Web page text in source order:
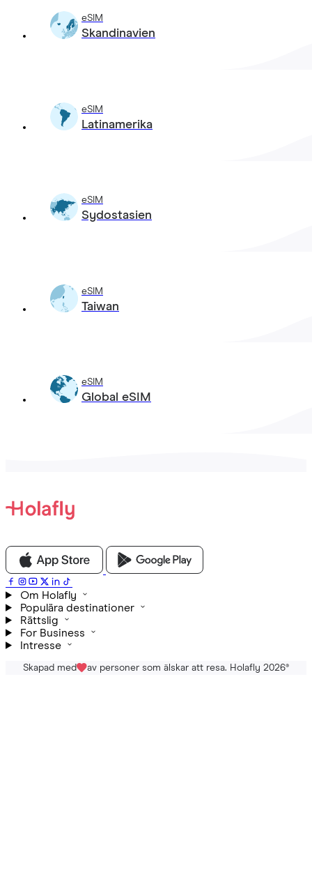
eSIM
Skandinavien
eSIM
Latinamerika
eSIM
Sydostasien
eSIM
Taiwan
eSIM
Global eSIM
Om Holafly
Populära destinationer
Rättslig
For Business
Intresse
Skapad med av personer som älskar att resa. Holafly 2026®